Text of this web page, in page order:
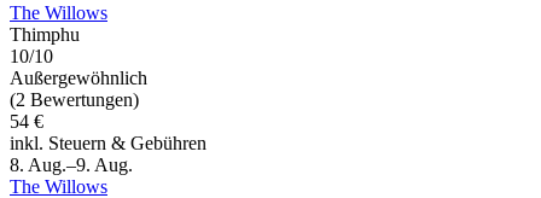
The Willows
Thimphu
10/10
Außergewöhnlich
(2 Bewertungen)
54 €
inkl. Steuern & Gebühren
8. Aug.–9. Aug.
The Willows